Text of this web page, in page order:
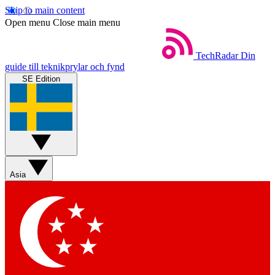
Skip to main content
Open menu Close main menu
TechRadar Din
guide till teknikprylar och fynd
SE Edition
Asia